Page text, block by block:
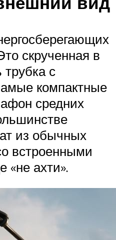
скрученная в
с
компактные
средних
из обычных
встроенными
«не ахти».